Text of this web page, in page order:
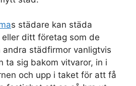
s städare kan städa
ditt företag som de
städfirmor vanligtvis
ta sig bakom vitvaror, in i
och upp i taket för att få